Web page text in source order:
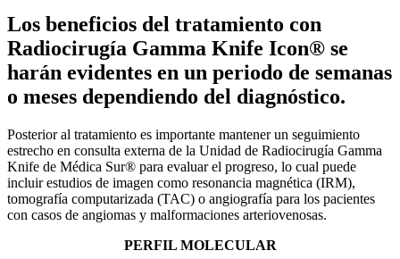
Los beneficios del tratamiento con
Radiocirugía Gamma Knife Icon® se
harán evidentes en un periodo de semanas
o meses dependiendo del diagnóstico.
Posterior al tratamiento es importante mantener un seguimiento
estrecho en consulta externa de la Unidad de Radiocirugía Gamma
Knife de Médica Sur® para evaluar el progreso, lo cual puede
incluir estudios de imagen como resonancia magnética (IRM),
tomografía computarizada (TAC) o angiografía para los pacientes
con casos de angiomas y malformaciones arteriovenosas.
PERFIL MOLECULAR